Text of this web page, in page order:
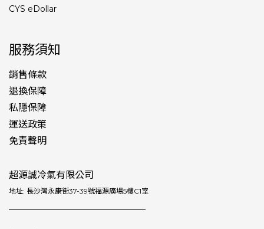
CYS eDollar
服務須知
銷售條款
退換保障
私隱保障
運送政策
免責聲明
超源誠冷氣有限公司
地址: 長沙灣永康街37-39號福源廣場5樓C1室